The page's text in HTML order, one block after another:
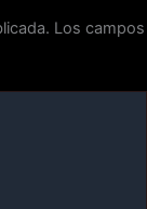
Los campos